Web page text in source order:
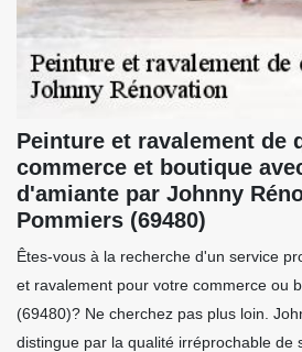
Peinture et ravalement de
commerce et boutique
d'amiante par Johnny
Pommiers (69480)
Êtes-vous à la recherche d'un service
et ravalement pour votre commerce ou
(69480)? Ne cherchez pas plus loin.
distingue par la qualité irréprochable de